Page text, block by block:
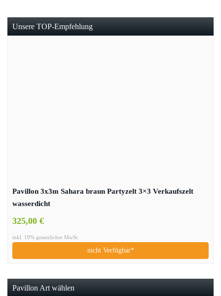
Unsere TOP-Empfehlung
Pavillon 3x3m Sahara braun Partyzelt 3×3 Verkaufszelt
wasserdicht
325,00 €
inkl. 19% gesetzlicher MwSt.
nicht Verfügbar*
Pavillon Art wählen